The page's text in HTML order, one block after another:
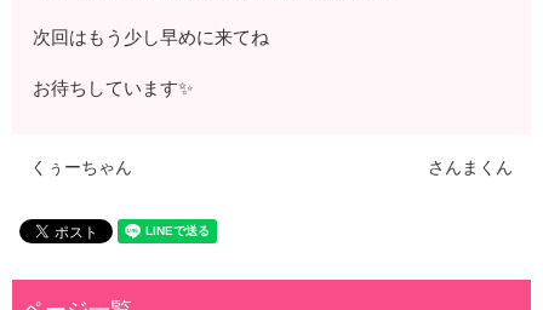
次回はもう少し早めに来てね
お待ちしています✨
くぅーちゃん さんまくん